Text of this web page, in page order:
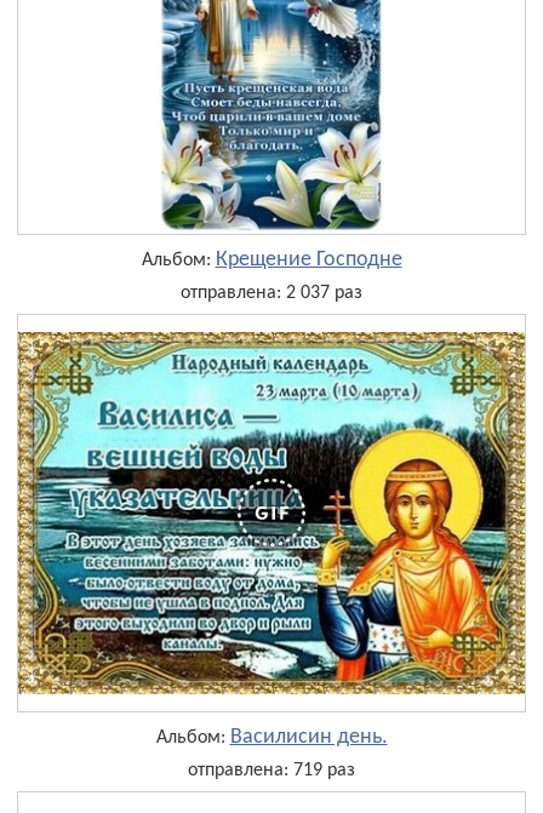
Альбом: Крещение Господне
отправлена: 2 037 раз
Альбом: Василисин день.
отправлена: 719 раз